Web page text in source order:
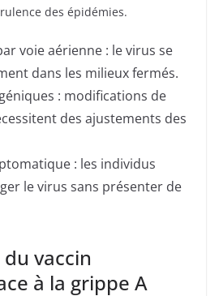
des épidémies.
voie aérienne : le virus se
dans les milieux fermés.
: modifications de
des ajustements des
: les individus
le virus sans présenter de
du vaccin
à la grippe A